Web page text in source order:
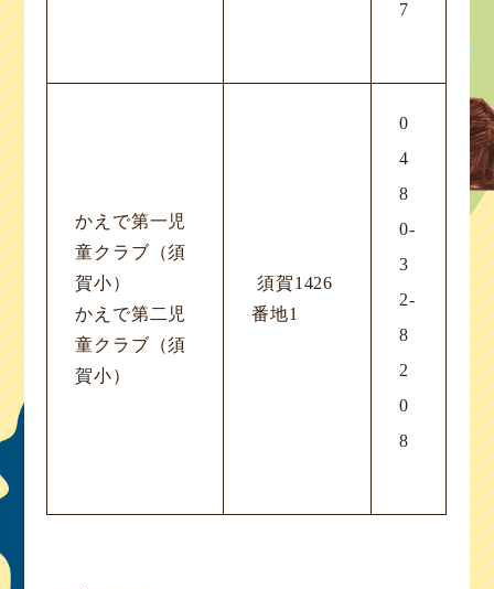
7
かえで第一児
童クラブ（須
賀小）
かえで第二児
童クラブ（須
賀小）
須賀1426
番地1
0
4
8
0-
3
2-
8
2
0
8